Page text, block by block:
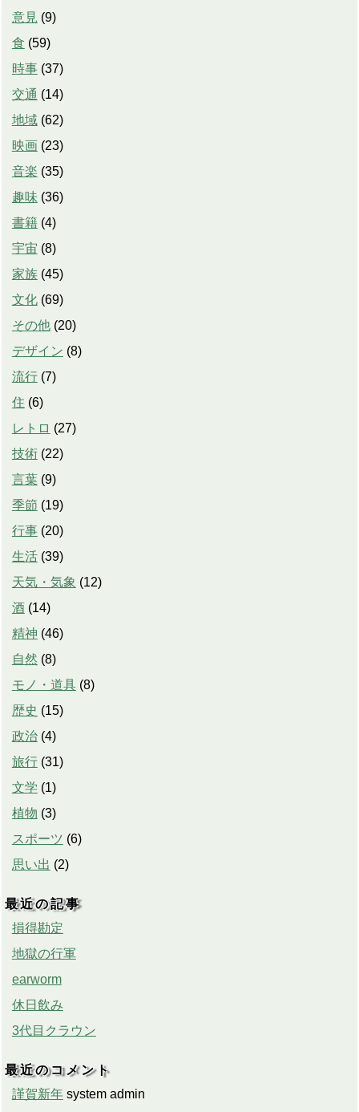
意見 (9)
食 (59)
時事 (37)
交通 (14)
地域 (62)
映画 (23)
音楽 (35)
趣味 (36)
書籍 (4)
宇宙 (8)
家族 (45)
文化 (69)
その他 (20)
デザイン (8)
流行 (7)
住 (6)
レトロ (27)
技術 (22)
言葉 (9)
季節 (19)
行事 (20)
生活 (39)
天気・気象 (12)
酒 (14)
精神 (46)
自然 (8)
モノ・道具 (8)
歴史 (15)
政治 (4)
旅行 (31)
文学 (1)
植物 (3)
スポーツ (6)
思い出 (2)
最近の記事
損得勘定
地獄の行軍
earworm
休日飲み
3代目クラウン
最近のコメント
謹賀新年 system admin